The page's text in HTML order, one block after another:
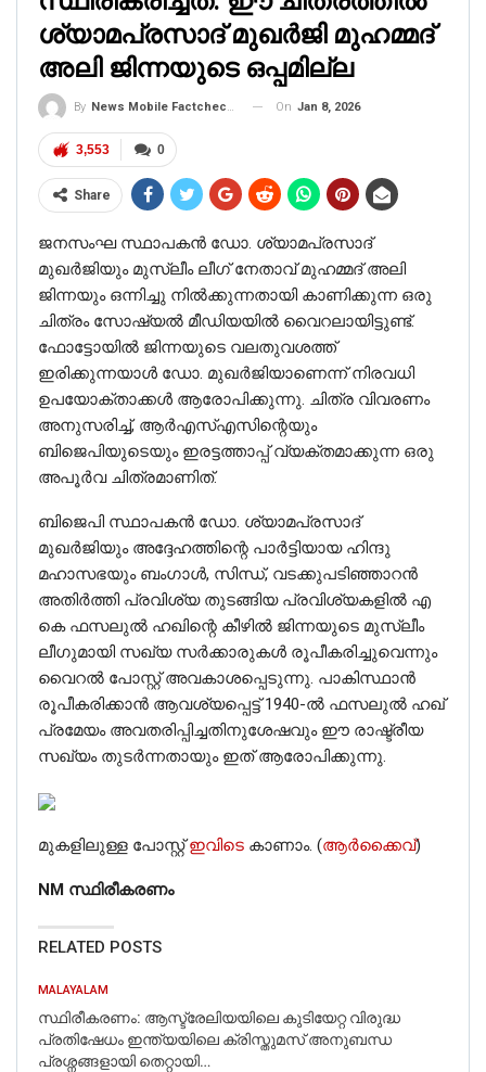
ശ്യാമപ്രസാദ് മുഖര്‍ജി മുഹമ്മദ്
അലി ജിന്നയുടെ ഒപ്പമില്ല
By News Mobile Factcheck Bureau On Jan 8, 2026
0
3,553
Share
ജനസംഘ സ്ഥാപകൻ ഡോ. ശ്യാമപ്രസാദ്
മുഖർജിയും മുസ്ലീം ലീഗ് നേതാവ് മുഹമ്മദ് അലി
ജിന്നയും ഒന്നിച്ചു നിൽക്കുന്നതായി കാണിക്കുന്ന ഒരു
ചിത്രം സോഷ്യൽ മീഡിയയിൽ വൈറലായിട്ടുണ്ട്.
ഫോട്ടോയിൽ ജിന്നയുടെ വലതുവശത്ത്
ഇരിക്കുന്നയാൾ ഡോ. മുഖർജിയാണെന്ന് നിരവധി
ഉപയോക്താക്കൾ ആരോപിക്കുന്നു. ചിത്ര വിവരണം
അനുസരിച്ച്, ആർ‌എസ്‌എസിന്റെയും
ബിജെപിയുടെയും ഇരട്ടത്താപ്പ് വ്യക്തമാക്കുന്ന ഒരു
അപൂർവ ചിത്രമാണിത്.
ബിജെപി സ്ഥാപകൻ ഡോ. ശ്യാമപ്രസാദ്
മുഖർജിയും അദ്ദേഹത്തിന്റെ പാർട്ടിയായ ഹിന്ദു
മഹാസഭയും ബംഗാൾ, സിന്ധ്, വടക്കുപടിഞ്ഞാറൻ
അതിർത്തി പ്രവിശ്യ തുടങ്ങിയ പ്രവിശ്യകളിൽ എ
കെ ഫസലുൽ ഹഖിന്റെ കീഴിൽ ജിന്നയുടെ മുസ്ലീം
ലീഗുമായി സഖ്യ സർക്കാരുകൾ രൂപീകരിച്ചുവെന്നും
വൈറൽ പോസ്റ്റ് അവകാശപ്പെടുന്നു. പാകിസ്ഥാൻ
രൂപീകരിക്കാൻ ആവശ്യപ്പെട്ട് 1940-ൽ ഫസലുൽ ഹഖ്
പ്രമേയം അവതരിപ്പിച്ചതിനുശേഷവും ഈ രാഷ്ട്രീയ
സഖ്യം തുടർന്നതായും ഇത് ആരോപിക്കുന്നു.
മുകളിലുള്ള പോസ്റ്റ്ഇവിടെ കാണാം. (ആർക്കൈവ്)
NM സ്ഥിരീകരണം
RELATED POSTS
MALAYALAM
സ്ഥിരീകരണം: ആസ്ട്രേലിയയിലെ കുടിയേറ്റ വിരുദ്ധ
പ്രതിഷേധം ഇന്ത്യയിലെ ക്രിസ്തുമസ് അനുബന്ധ
പ്രശ്നങ്ങളായി തെറ്റായി…